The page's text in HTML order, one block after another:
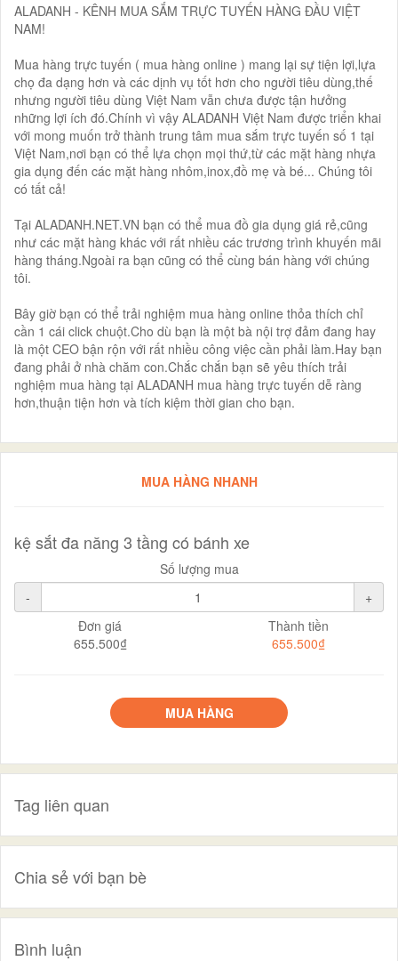
ALADANH - KÊNH MUA SẮM TRỰC TUYẾN HÀNG ĐẦU VIỆT
NAM!
Mua hàng trực tuyến ( mua hàng online ) mang lại sự tiện lợi,lựa
chọ đa dạng hơn và các dịnh vụ tốt hơn cho người tiêu dùng,thế
nhưng người tiêu dùng Việt Nam vẫn chưa được tận hưởng
những lợi ích đó.Chính vì vậy ALADANH Việt Nam được triển khai
với mong muốn trở thành trung tâm mua sắm trực tuyến số 1 tại
Việt Nam,nơi bạn có thể lựa chọn mọi thứ,từ các mặt hàng nhựa
gia dụng đến các mặt hàng nhôm,inox,đồ mẹ và bé... Chúng tôi
có tất cả!
Tại ALADANH.NET.VN bạn có thể mua đồ gia dụng giá rẻ,cũng
như các mặt hàng khác với rất nhiều các trương trình khuyến mãi
hàng tháng.Ngoài ra bạn cũng có thể cùng bán hàng với chúng
tôi.
Bây giờ bạn có thể trải nghiệm mua hàng online thỏa thích chỉ
cần 1 cái click chuột.Cho dù bạn là một bà nội trợ đảm đang hay
là một CEO bận rộn với rất nhiều công việc cần phải làm.Hay bạn
đang phải ở nhà chăm con.Chắc chắn bạn sẽ yêu thích trải
nghiệm mua hàng tại ALADANH mua hàng trực tuyến dễ ràng
hơn,thuận tiện hơn và tích kiệm thời gian cho bạn.
MUA HÀNG NHANH
kệ sắt đa năng 3 tầng có bánh xe
Số lượng mua
-
+
Đơn giá
655.500₫
Thành tiền
655.500₫
MUA HÀNG
Tag liên quan
Chia sẻ với bạn bè
Bình luận